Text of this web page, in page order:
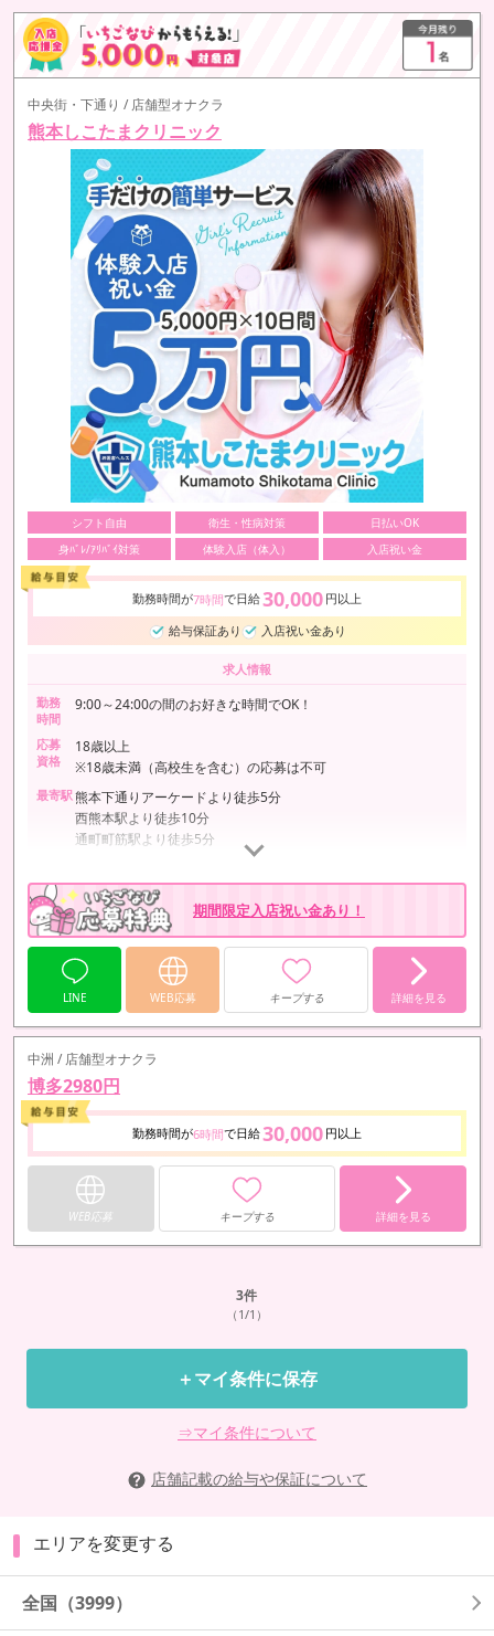
中央街・下通り / 店舗型オナクラ
熊本しこたまクリニック
シフト自由 衛生・性病対策
日払いOK
身ﾊﾞﾚ/ｱﾘﾊﾞｲ対策
体験入店（体入） 入店祝い金
勤務時間が7時間で日給30,000 円以上
給与保証あり
入店祝い金あり
求人情報
勤務
時間
9:00～24:00の間のお好きな時間でOK！
応募
資格
18歳以上
※18歳未満（高校生を含む）の応募は不可
最寄駅熊本下通りアーケードより徒歩5分
西熊本駅より徒歩10分
通町町筋駅より徒歩5分
期間限定入店祝い金あり！
LINE WEB応募 キープする 詳細を見る
中洲 / 店舗型オナクラ
博多2980円
勤務時間が6時間で日給30,000 円以上
WEB応募 キープする 詳細を見る
3件
（1/1）
＋マイ条件に保存
⇒マイ条件について
店舗記載の給与や保証について
エリアを変更する
全国 （3999）